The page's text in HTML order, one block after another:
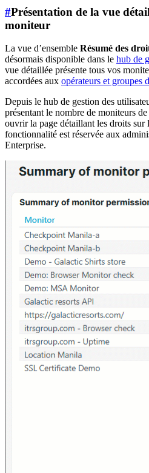
#Présentation de la vue
moniteur
La vue d’ensemble Résumé des
désormais disponible dans le hub de
vue détaillée présente tous vos
accordées aux opérateurs et groupes
Depuis le hub de gestion des
présentant le nombre de moniteurs
ouvrir la page détaillant les droits sur
fonctionnalité est réservée aux
Enterprise.